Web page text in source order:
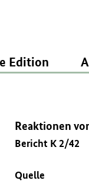
Edition
Reaktionen
Bericht K 2/42
Quelle